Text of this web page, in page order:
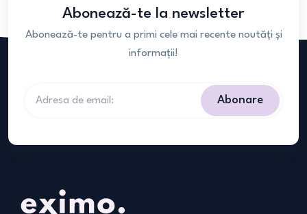
Abonează-te la newsletter
Abonează-te pentru a primi cele mai recente noutăți și
informații!
Abonare